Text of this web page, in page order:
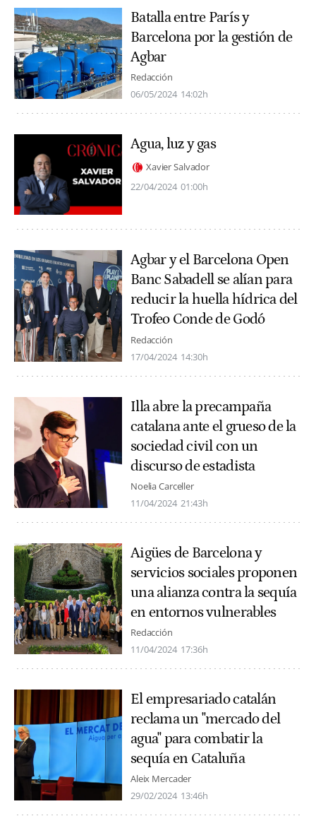
Batalla entre París y
Barcelona por la gestión de
Agbar
Redacción
06/05/2024 14:02h
Agua, luz y gas
Xavier Salvador
22/04/2024 01:00h
Agbar y el Barcelona Open
Banc Sabadell se alían para
reducir la huella hídrica del
Trofeo Conde de Godó
Redacción
17/04/2024 14:30h
Illa abre la precampaña
catalana ante el grueso de la
sociedad civil con un
discurso de estadista
Noelia Carceller
11/04/2024 21:43h
Aigües de Barcelona y
servicios sociales proponen
una alianza contra la sequía
en entornos vulnerables
Redacción
11/04/2024 17:36h
El empresariado catalán
reclama un "mercado del
agua" para combatir la
sequía en Cataluña
Aleix Mercader
29/02/2024 13:46h